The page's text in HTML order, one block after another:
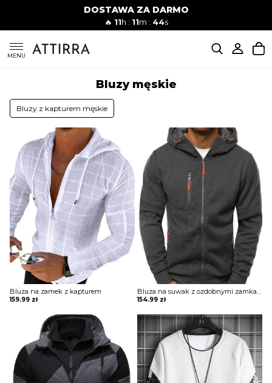
DOSTAWA ZA DARMO
🔥 11h : 11m : 43s
MENU
Mężczyźni
KOSZULKI
KOMPLETY
OKRYCIA WIERZCHNIE
SWETRY
KOMBINEZONY
OBUWIE
Bluzy męskie
Bluzy z kapturem męskie
Bluza na zamek z kapturem
159.99 zł 154.99 zł